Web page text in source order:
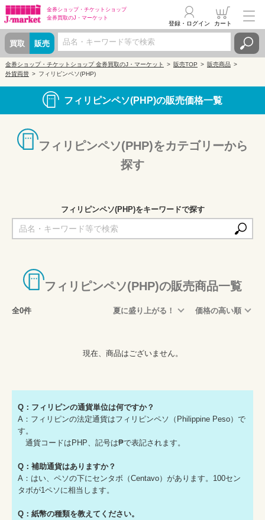
金券ショップ・ チケットショップ
金券買取のJ・マーケット
買取 販売
登録・ログイン カート
金券ショップ・チケットショップ 金券買取のJ・マーケット 販売TOP
販売商品
外貨両替
フィリピンペソ(PHP)
フィリピンペソ(PHP)の販売価格一覧
フィリピンペソ(PHP)をカテゴリーから
探す
フィリピンペソ(PHP)をキーワードで探す
フィリピンペソ(PHP)の販売商品一覧
全0件 夏に盛り上がる！ 価格の高い順
現在、商品はございません。
Q：フィリピンの通貨単位は何ですか？
A：フィリピンの法定通貨はフィリピンペソ（Philippine Peso）で
す。
通貨コードはPHP、記号は₱で表記されます。
Q：補助通貨はありますか？
A：はい、ペソの下にセンタボ（Centavo）があります。100セン
タボが1ペソに相当します。
Q：紙幣の種類を教えてください。